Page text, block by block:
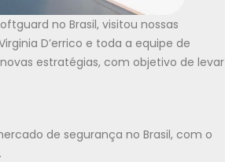
no Brasil, visitou nossas
D’errico e toda a equipe de
estratégias, com objetivo de levar
de segurança no Brasil, com o